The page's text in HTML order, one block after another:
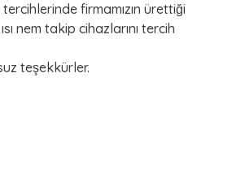
firmamızın ürettiği
nem takip cihazlarını tercih
teşekkürler.